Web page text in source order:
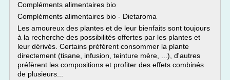
Compléments alimentaires bio
Compléments alimentaires bio - Dietaroma
Les amoureux des plantes et de leur bienfaits sont toujours
à la recherche des possibilités offertes par les plantes et
leur dérivés. Certains préférent consommer la plante
directement (tisane, infusion, teinture mère, ...), d'autres
préfèrent les compositions et profiter des effets combinés
de plusieurs...